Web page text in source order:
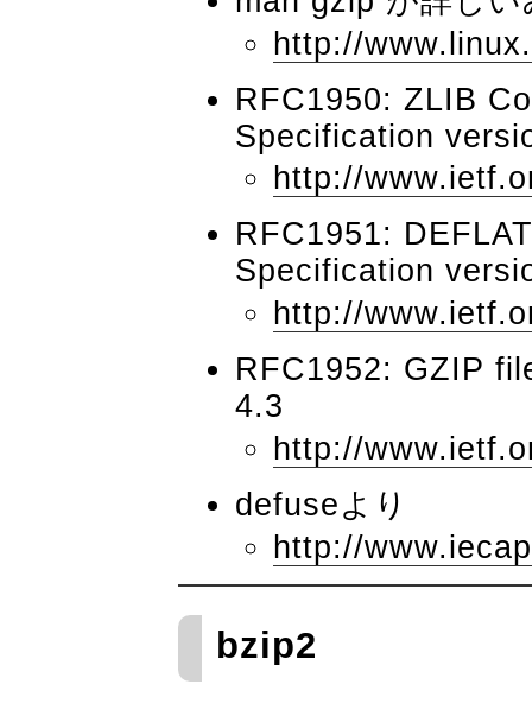
http://
RFC1950: ZLIB
Specification
http://
RFC1951:
Specification
http://
RFC1952: GZIP
4.3
http://
defuseより
http://
bzip2